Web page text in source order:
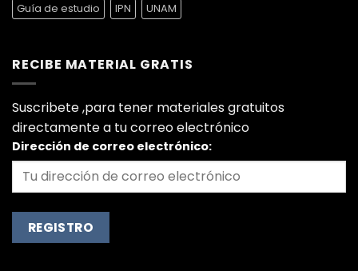
Guía de estudio
IPN UNAM
RECIBE MATERIAL GRATIS
Suscribete ,para tener materiales gratuitos
directamente a tu correo electrónico
Dirección de correo electrónico: